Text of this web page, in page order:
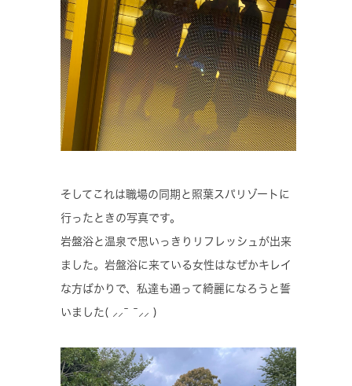
そしてこれは職場の同期と照葉スパリゾートに
行ったときの写真です。
岩盤浴と温泉で思いっきりリフレッシュが出来
ました。岩盤浴に来ている女性はなぜかキレイ
な方ばかりで、私達も通って綺麗になろうと誓
いました( ⸝⸝¯ ¯⸝⸝ )